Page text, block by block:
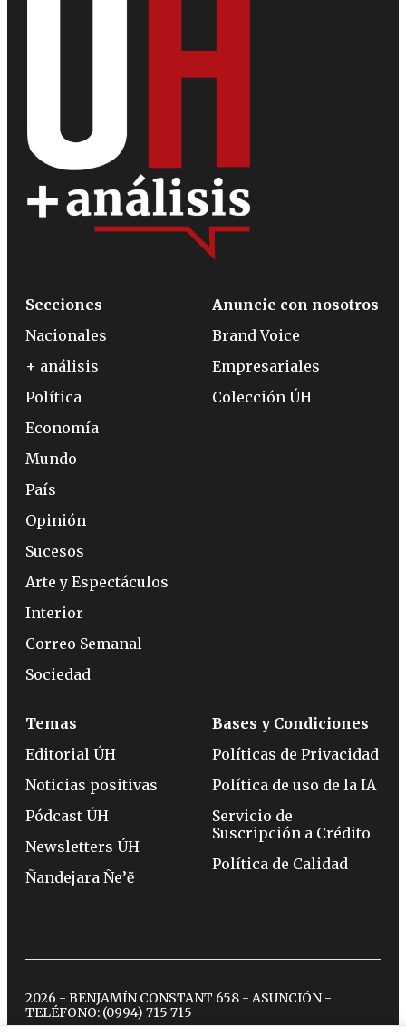
Secciones
Nacionales
+ análisis
Política
Economía
Mundo
País
Opinión
Sucesos
Arte y Espectáculos
Interior
Correo Semanal
Sociedad
Anuncie con nosotros
Brand Voice
Empresariales
Colección ÚH
Temas
Editorial ÚH
Noticias positivas
Pódcast ÚH
Newsletters ÚH
Ñandejara Ñe’ẽ
Bases y Condiciones
Políticas de Privacidad
Política de uso de la IA
Servicio de
Suscripción a Crédito
Política de Calidad
2026 - BENJAMÍN CONSTANT 658 - ASUNCIÓN -
TELÉFONO: (0994) 715 715